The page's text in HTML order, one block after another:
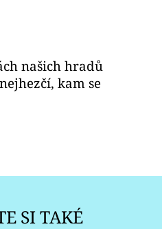
našich hradů
kam se
SI TAKÉ